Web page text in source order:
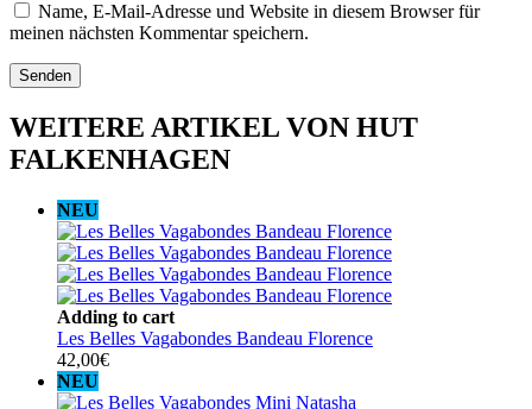
Name, E-Mail-Adresse und Website in diesem Browser für
meinen nächsten Kommentar speichern.
WEITERE ARTIKEL VON HUT
FALKENHAGEN
NEU
Adding to cart
Les Belles Vagabondes Bandeau Florence
42,00€
NEU